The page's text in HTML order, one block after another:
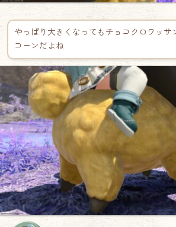
やっぱり大きくなってもチョコクロワッサ
コーンだよね